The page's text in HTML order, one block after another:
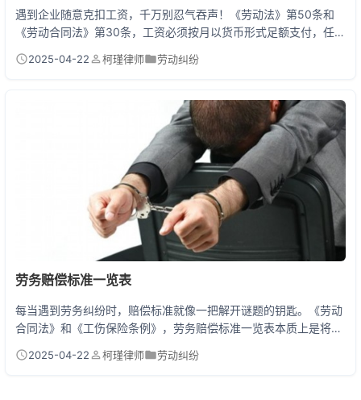
遇到企业随意克扣工资，千万别忍气吞声！《劳动法》第50条和
《劳动合同法》第30条，工资必须按月以货币形式足额支付，任何
认的处罚文件，扣工资就是违法行为！你可以通过12333劳动监察
资的4步反击指南 第一步：固定证据 马上截图保存工资条、考勤记
录、银行流水，用手机录下领导说要扣工资的...
2025-04-22 柯瑾律师 劳动纠纷
劳务赔偿标准一览表
每当遇到劳务纠纷时，赔偿标准就像一把解开谜题的钥匙。《劳动
合同法》和《工伤保险条例》，劳务赔偿标准一览表本质上是将法
复杂的法律条文转化为数字公式，经济补偿金=工作年限×月平均工
2025-04-22 柯瑾律师 劳动纠纷